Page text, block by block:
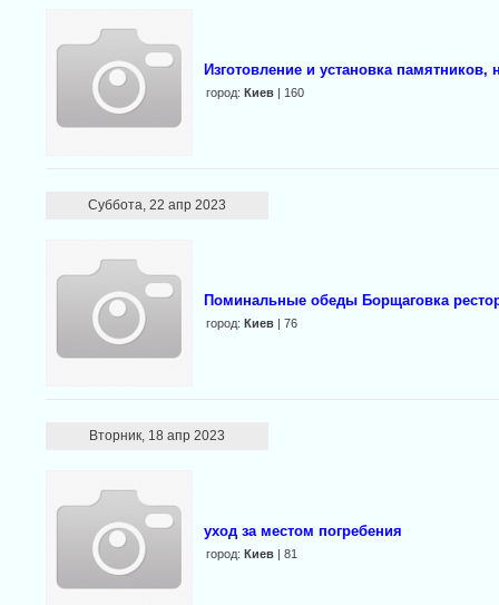
Изготовление и установка памятников,
город: Киев| 160
Суббота, 22 апр 2023
Поминальные обеды Борщаговка
город: Киев| 76
Вторник, 18 апр 2023
уход за местом погребения
город: Киев| 81